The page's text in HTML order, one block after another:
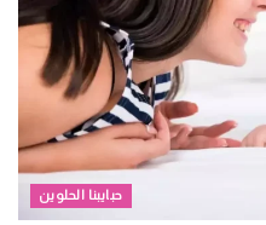
حبايبنا الحلوين